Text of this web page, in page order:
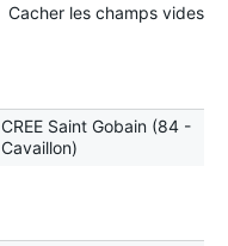
Cacher les champs vides
CREE Saint Gobain (84 -
Cavaillon)